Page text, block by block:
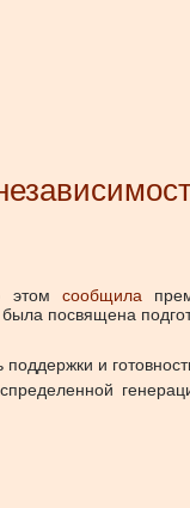
этом сообщила
посвящена
и